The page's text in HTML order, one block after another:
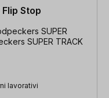
Flip Stop
SUPER
SUPER TRACK
lavorativi